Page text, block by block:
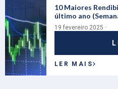
10 Maiores
último ano
19 fevereiro 2025 ·
LER MAIS